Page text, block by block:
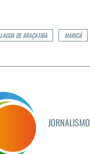
LAGOA DE ARAÇATIBA MARICÁ
JORNALISMO